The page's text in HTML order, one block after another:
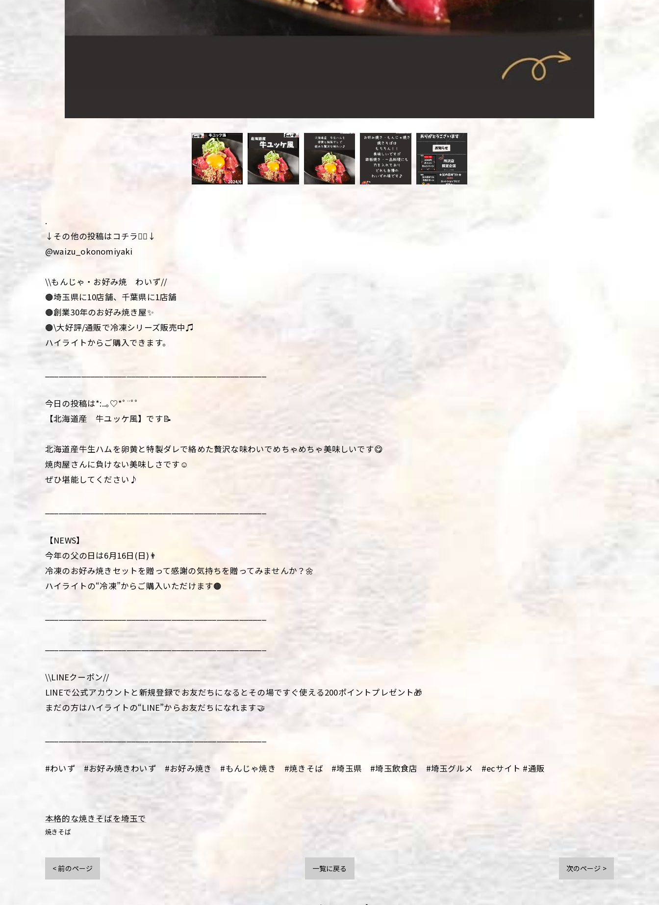
.
↓その他の投稿はコチラ💁‍♀️↓
@waizu_okonomiyaki
\\もんじゃ・お好み焼 わいず//
🟤埼玉県に10店舗、千葉県に1店舗
🟤創業30年のお好み焼き屋✨
🟤\大好評/通販で冷凍シリーズ販売中♫
ハイライトからご購入できます。
今日の投稿は*:..｡♡*ﾟ¨ﾟﾟ
【北海道産 牛ユッケ風】です📝
北海道産牛生ハムを卵黄と特製ダレで絡めた贅沢な味わいでめちゃめちゃ美味しいです😋
焼肉屋さんに負けない美味しさです☺️
ぜひ堪能してください♪
【NEWS】
今年の父の日は6月16日(日)👨
冷凍のお好み焼きセットを贈って感謝の気持ちを贈ってみませんか？🌼
ハイライトの“冷凍”からご購入いただけます🟤
\\LINEクーポン//
LINEで公式アカウントと新規登録でお友だちになるとその場ですぐ使える200ポイントプレゼント🎁
まだの方はハイライトの“LINE”からお友だちになれます🤝
#わいず #お好み焼きわいず #お好み焼き #もんじゃ焼き #焼きそば #埼玉県 #埼玉飲食店 #埼玉グルメ #ecサイト #通販
本格的な焼きそばを埼玉で
焼きそば
< 前のページ 一覧に戻る 次のページ >